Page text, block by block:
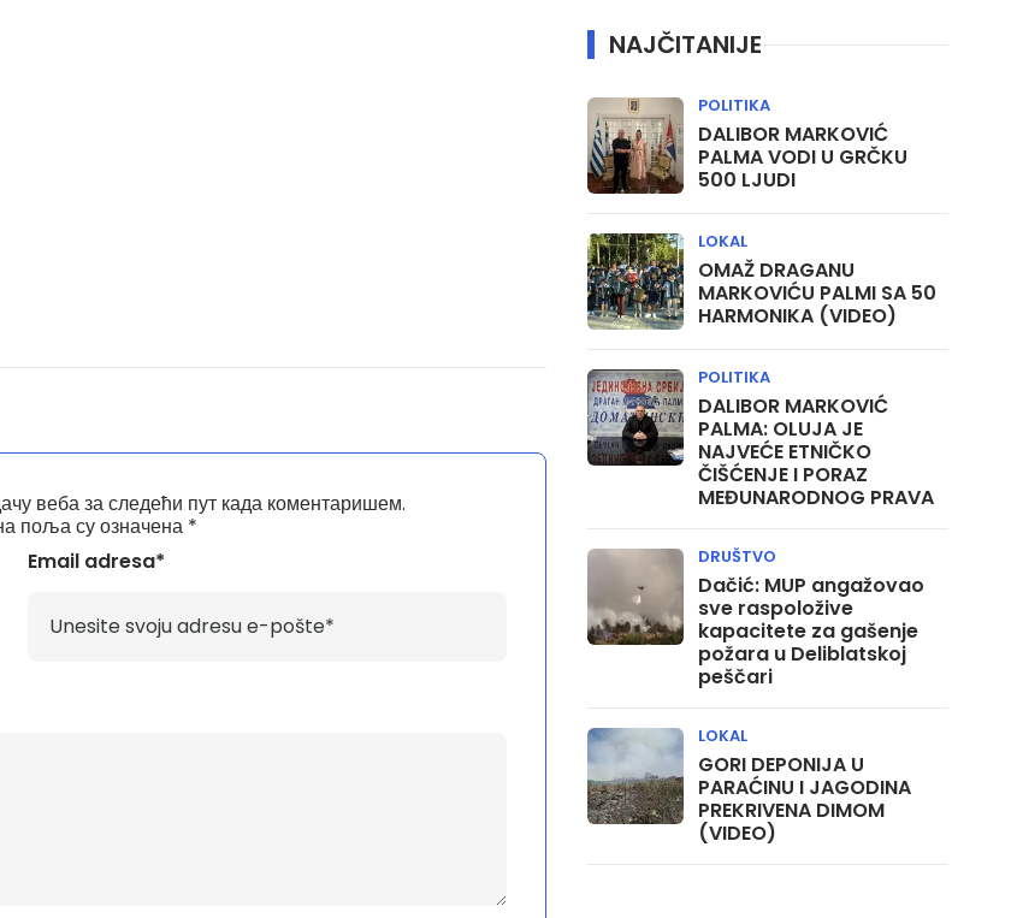
поља су означена *
Email adresa*
веба за следећи пут када коментаришем.
NAJČITANIJE
DALIBOR MARKOVIĆ
PALMA VODI U GRČKU
500 LJUDI
POLITIKA
OMAŽ DRAGANU
MARKOVIĆU PALMI SA 50
HARMONIKA (VIDEO)
LOKAL
DALIBOR MARKOVIĆ
PALMA: OLUJA JE
NAJVEĆE ETNIČKO
ČIŠĆENJE I PORAZ
MEĐUNARODNOG PRAVA
POLITIKA
Dačić: MUP angažovao
sve raspoložive
kapacitete za gašenje
požara u Deliblatskoj
peščari
DRUŠTVO
GORI DEPONIJA U
PARAĆINU I JAGODINA
PREKRIVENA DIMOM
(VIDEO)
LOKAL